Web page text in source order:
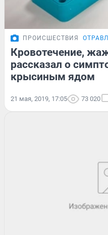
ПРОИСШЕСТВИЯ
Кровотечение,
рассказал о
крысиным ядом
21 мая, 2019, 17:05 73 020